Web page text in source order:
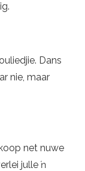
Dans
nie, maar
net nuwe
julle ŉ